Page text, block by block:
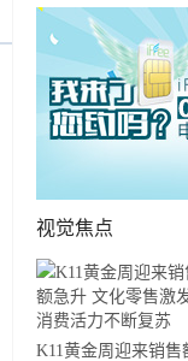
视觉焦点
K11黄金周迎来销售